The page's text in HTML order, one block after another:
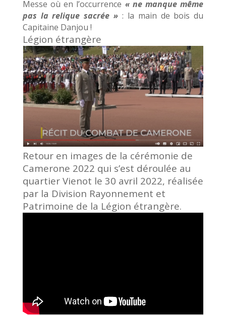
Messe où en l’occurrence « ne manque même
pas la relique sacrée » : la main de bois du
Capitaine Danjou !
Légion étrangère
Retour en images de la cérémonie de
Camerone 2022 qui s’est déroulée au
quartier Vienot le 30 avril 2022, réalisée
par la Division Rayonnement et
Patrimoine de la Légion étrangère.